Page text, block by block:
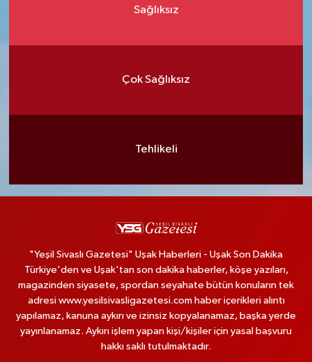
Sağlıksız
Çok Sağlıksız
Tehlikeli
"Yeşil Sivaslı Gazetesi" Uşak Haberleri - Uşak Son Dakika
Türkiye'den ve Uşak'tan son dakika haberler, köşe yazıları,
magazinden siyasete, spordan seyahate bütün konuların tek
adresi www.yesilsivasligazetesi.com haber içerikleri alıntı
yapılamaz, kanuna aykırı ve izinsiz kopyalanamaz, başka yerde
yayınlanamaz. Aykırı işlem yapan kişi/kişiler için yasal başvuru
hakkı saklı tutulmaktadır.